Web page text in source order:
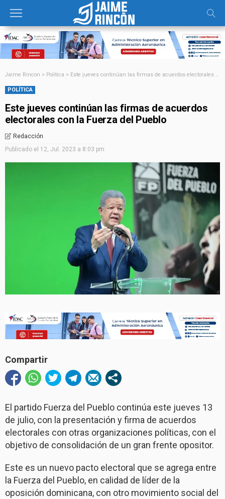
Jaime Rincon > Política > Este jueves continúan las firmas de acuerdos electorales con la Fuerza del Pueblo
POLÍTICA
Este jueves continúan las firmas de acuerdos
electorales con la Fuerza del Pueblo
Redacción
Publicado el 12, Jul. 2023 a 8:03 pm
Compartir
El partido Fuerza del Pueblo continúa este jueves 13
de julio, con la presentación y firma de acuerdos
electorales con otras organizaciones políticas, con el
objetivo de consolidación de un gran frente opositor.
Este es un nuevo pacto electoral que se agrega entre
la Fuerza del Pueblo, en calidad de líder de la
oposición dominicana, con otro movimiento social del